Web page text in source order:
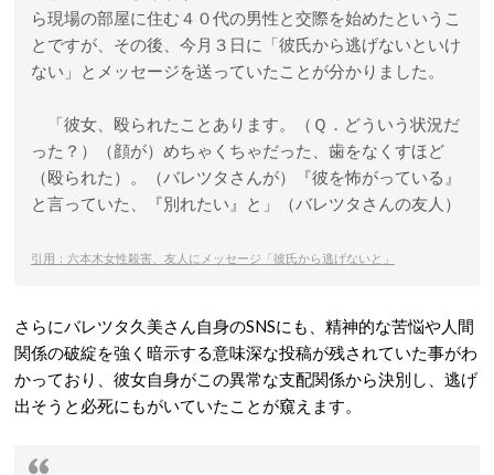
ら現場の部屋に住む４０代の男性と交際を始めたというこ
とですが、その後、今月３日に「彼氏から逃げないといけ
ない」とメッセージを送っていたことが分かりました。
「彼女、殴られたことあります。（Ｑ．どういう状況だ
った？）（顔が）めちゃくちゃだった、歯をなくすほど
（殴られた）。（バレツタさんが）『彼を怖がっている』
と言っていた、『別れたい』と」（バレツタさんの友人）
引用：六本木女性殺害、友人にメッセージ「彼氏から逃げないと」
さらにバレツタ久美さん自身のSNSにも、精神的な苦悩や人間
関係の破綻を強く暗示する意味深な投稿が残されていた事がわ
かっており、彼女自身がこの異常な支配関係から決別し、逃げ
出そうと必死にもがいていたことが窺えます。